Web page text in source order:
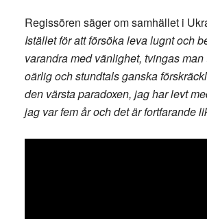
Regissören säger om samhället i
Istället för att försöka leva lugnt och
varandra med vänlighet, tvingas man
oärlig och stundtals ganska
den värsta paradoxen, jag har levt
jag var fem år och det är fortfarande